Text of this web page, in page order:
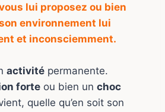
lui proposez ou bien
environnement lui
et inconsciemment.
activité permanente.
forte ou bien un choc
quelle qu’en soit son